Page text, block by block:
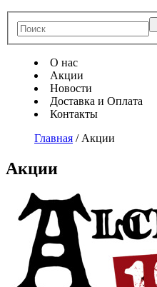
О нас
Акции
Новости
Доставка и Оплата
Контакты
Главная / Акции
Акции